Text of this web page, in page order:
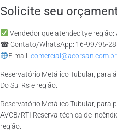
Solicite seu
Vendedor que atendecitye
☎ Contato/WhatsApp: 16-99795-
E-mail: comercial@acorsan.com.br
Reservatório Metálico Tubular, para
Do Sul Rs e região.
Reservatório Metálico Tubular, para
AVCB/RTI Reserva técnica de
região.